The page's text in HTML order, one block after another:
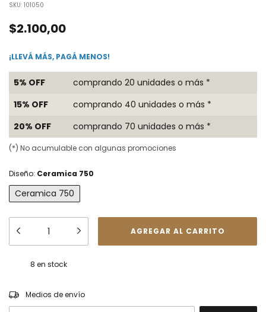
SKU: 101050
$2.100,00
¡LLEVÁ MÁS, PAGÁ MENOS!
5% OFF
comprando 20 unidades o más *
15% OFF
comprando 40 unidades o más *
20% OFF
comprando 70 unidades o más *
(*) No acumulable con algunas promociones
Diseño: Ceramica 750
Ceramica 750
8 en stock
Entregas para el CP:
Medios de envío